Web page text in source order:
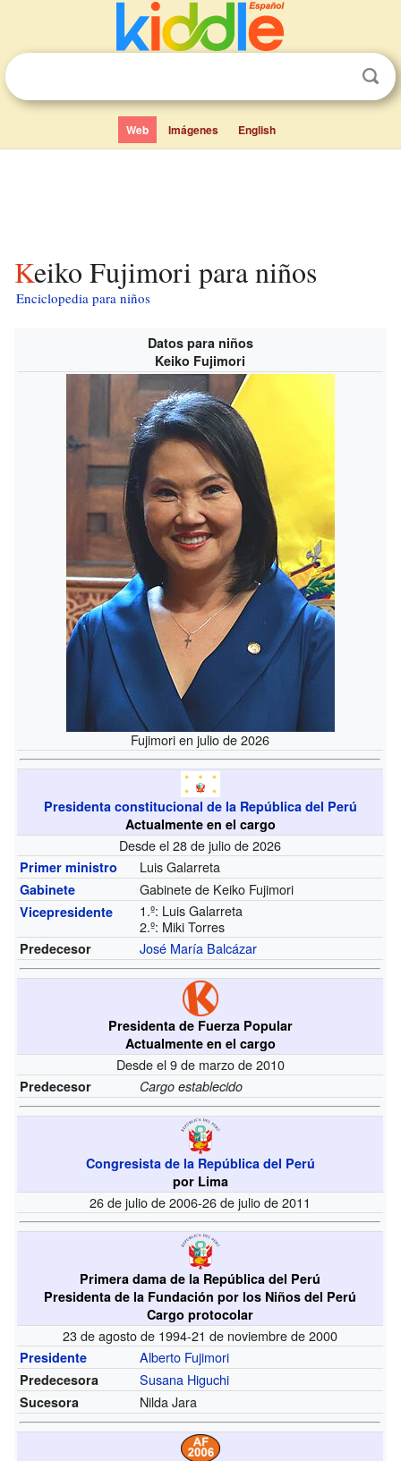
Web Imágenes English
Keiko Fujimori para niños
Enciclopedia para niños
Datos para niños
Keiko Fujimori
Fujimori en julio de 2026
Presidenta constitucional de la República del Perú
Actualmente en el cargo
Desde el 28 de julio de 2026
Primer ministro Luis Galarreta
Gabinete Gabinete de Keiko Fujimori
Vicepresidente
1.º: Luis Galarreta
2.º: Miki Torres
Predecesor José María Balcázar
Presidenta de Fuerza Popular
Actualmente en el cargo
Desde el 9 de marzo de 2010
Predecesor Cargo establecido
Congresista de la República del Perú
por Lima
26 de julio de 2006-26 de julio de 2011
Primera dama de la República del Perú
Presidenta de la Fundación por los Niños del Perú
Cargo protocolar
23 de agosto de 1994-21 de noviembre de 2000
Presidente Alberto Fujimori
Predecesora Susana Higuchi
Sucesora Nilda Jara